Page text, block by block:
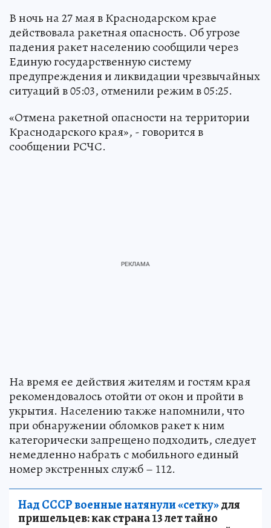
В ночь на 27 мая в Краснодарском крае
действовала ракетная опасность. Об угрозе
падения ракет населению сообщили через
Единую государственную систему
предупреждения и ликвидации чрезвычайных
ситуаций в 05:03, отменили режим в 05:25.
«Отмена ракетной опасности на территории
Краснодарского края», - говорится в
сообщении РСЧС.
На время ее действия жителям и гостям края
рекомендовалось отойти от окон и пройти в
укрытия. Населению также напомнили, что
при обнаружении обломков ракет к ним
категорически запрещено подходить, следует
немедленно набрать с мобильного единый
номер экстренных служб – 112.
Над СССР военные натянули «сетку»для
пришельцев: как страна 13 лет тайно